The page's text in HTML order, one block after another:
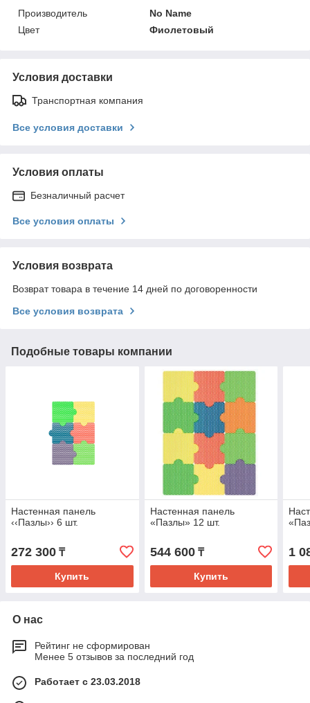
Производитель
No Name
Цвет
Фиолетовый
Условия доставки
Транспортная компания
Все условия доставки
Условия оплаты
Безналичный расчет
Все условия оплаты
Условия возврата
Возврат товара в течение 14 дней по договоренности
Все условия возврата
Подобные товары компании
Настенная панель
‹‹Пазлы›› 6 шт.
272 300 ₸
Купить
Настенная панель
«Пазлы» 12 шт.
544 600₸
Купить
1
О нас
Рейтинг не сформирован
Менее 5 отзывов за последний год
Работает с 23.03.2018